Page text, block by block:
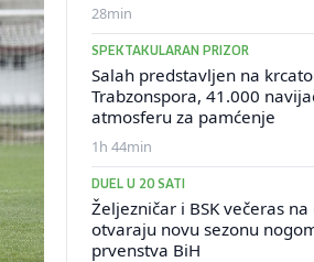
28min
SPEKTAKULARAN PRIZOR
Salah predstavljen na
Trabzonspora, 41.000
atmosferu za pamćenje
1h 44min
DUEL U 20 SATI
Željezničar i BSK večeras na
otvaraju novu sezonu
prvenstva BiH